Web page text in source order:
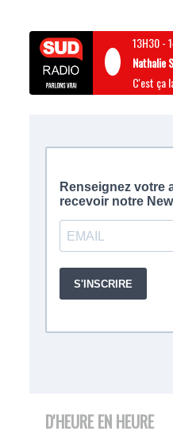
13H30-
Nathalie
C'est ça
D'HEURE EN HEURE